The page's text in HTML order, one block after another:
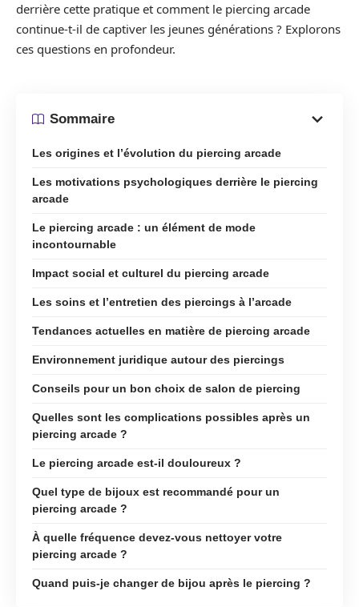
derrière cette pratique et comment le piercing arcade
continue-t-il de captiver les jeunes générations ? Explorons
ces questions en profondeur.
Sommaire
Les origines et l’évolution du piercing arcade
Les motivations psychologiques derrière le piercing
arcade
Le piercing arcade : un élément de mode
incontournable
Impact social et culturel du piercing arcade
Les soins et l’entretien des piercings à l’arcade
Tendances actuelles en matière de piercing arcade
Environnement juridique autour des piercings
Conseils pour un bon choix de salon de piercing
Quelles sont les complications possibles après un
piercing arcade ?
Le piercing arcade est-il douloureux ?
Quel type de bijoux est recommandé pour un
piercing arcade ?
À quelle fréquence devez-vous nettoyer votre
piercing arcade ?
Quand puis-je changer de bijou après le piercing ?